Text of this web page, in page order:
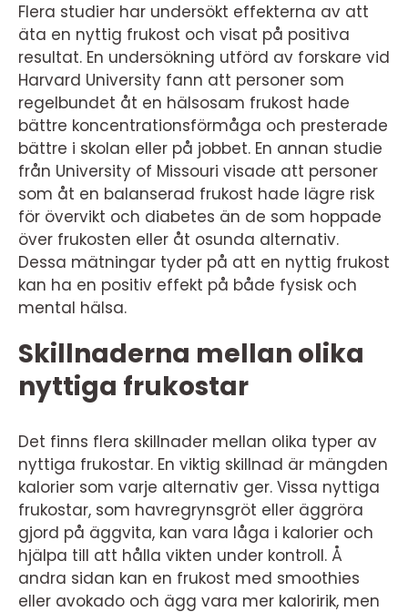
Flera studier har undersökt effekterna av att
äta en nyttig frukost och visat på positiva
resultat. En undersökning utförd av forskare vid
Harvard University fann att personer som
regelbundet åt en hälsosam frukost hade
bättre koncentrationsförmåga och presterade
bättre i skolan eller på jobbet. En annan studie
från University of Missouri visade att personer
som åt en balanserad frukost hade lägre risk
för övervikt och diabetes än de som hoppade
över frukosten eller åt osunda alternativ.
Dessa mätningar tyder på att en nyttig frukost
kan ha en positiv effekt på både fysisk och
mental hälsa.
Skillnaderna mellan olika
nyttiga frukostar
Det finns flera skillnader mellan olika typer av
nyttiga frukostar. En viktig skillnad är mängden
kalorier som varje alternativ ger. Vissa nyttiga
frukostar, som havregrynsgröt eller äggröra
gjord på äggvita, kan vara låga i kalorier och
hjälpa till att hålla vikten under kontroll. Å
andra sidan kan en frukost med smoothies
eller avokado och ägg vara mer kaloririk, men